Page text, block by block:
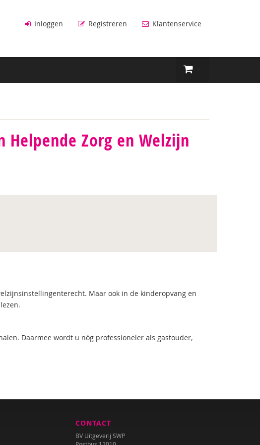
Inloggen Registreren Klantenservice
Zorg en Welzijn
Maar ook in de kinderopvang en
Daarmee wordt u nóg professioneler als gastouder,
CONTACT
BV Uitgeverij SWP